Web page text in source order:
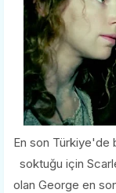
En son Türkiye'de
soktuğu için
olan George en